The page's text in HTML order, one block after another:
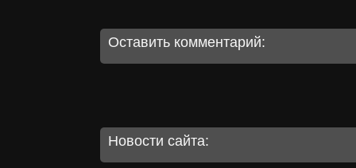
Оставить комментарий:
Новости сайта: